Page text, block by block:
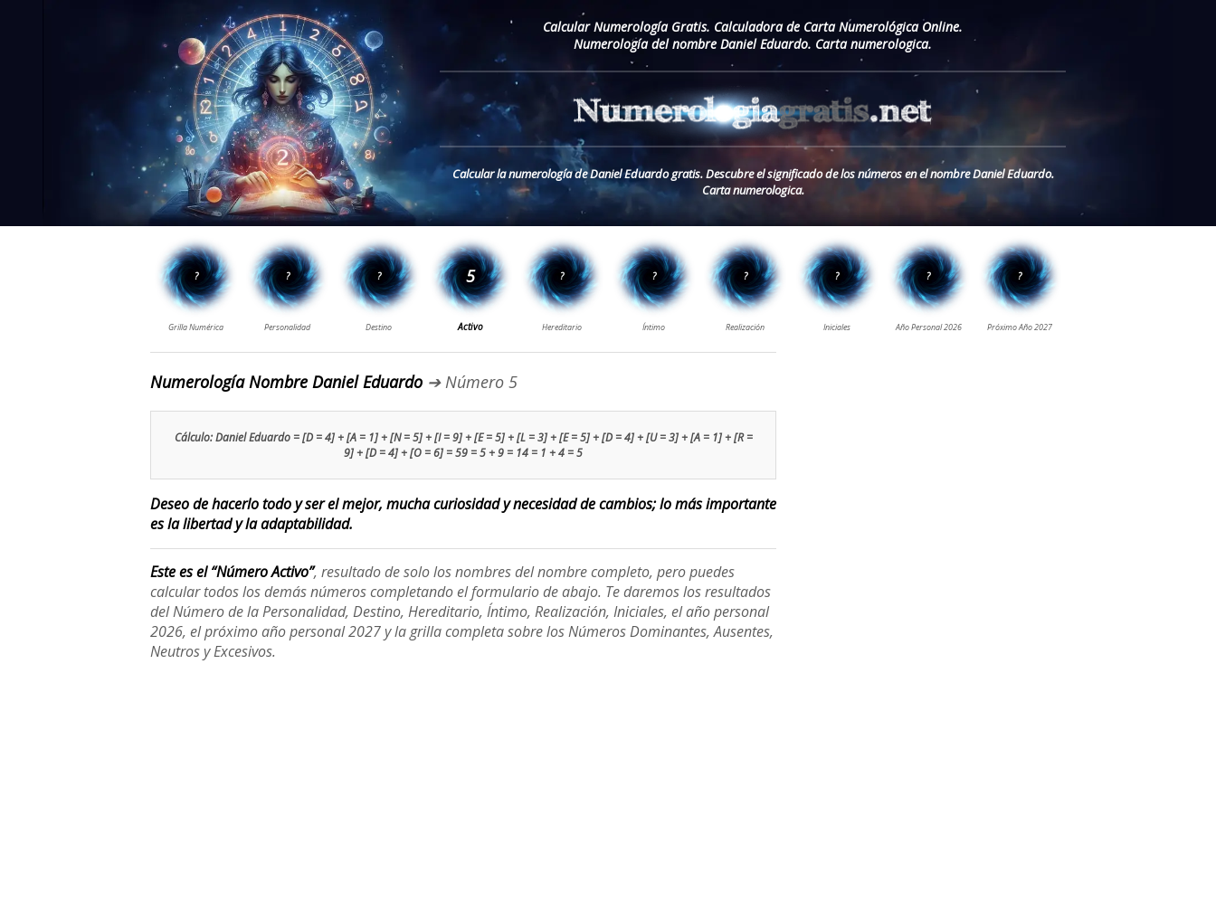
Calcular Numerología Gratis. Calculadora de Carta Numerológica Online.
Numerología del nombre Daniel Eduardo. Carta numerologica.
Calcular la numerología de Daniel Eduardo gratis. Descubre el significado de los números en el nombre Daniel Eduardo.
Carta numerologica.
Numerología Nombre Daniel Eduardo ➔ Número 5
Cálculo: Daniel Eduardo = [D = 4] + [A = 1] + [N = 5] + [I = 9] + [E = 5] + [L = 3] + [E = 5] + [D = 4] + [U = 3] + [A = 1] + [R =
9] + [D = 4] + [O = 6] = 59 = 5 + 9 = 14 = 1 + 4 = 5
Deseo de hacerlo todo y ser el mejor, mucha curiosidad y necesidad de cambios; lo más importante
es la libertad y la adaptabilidad.
Este es el “Número Activo”, resultado de solo los nombres del nombre completo, pero puedes
calcular todos los demás números completando el formulario de abajo. Te daremos los resultados
del Número de la Personalidad, Destino, Hereditario, Íntimo, Realización, Iniciales, el año personal
2026, el próximo año personal 2027 y la grilla completa sobre los Números Dominantes, Ausentes,
Neutros y Excesivos.